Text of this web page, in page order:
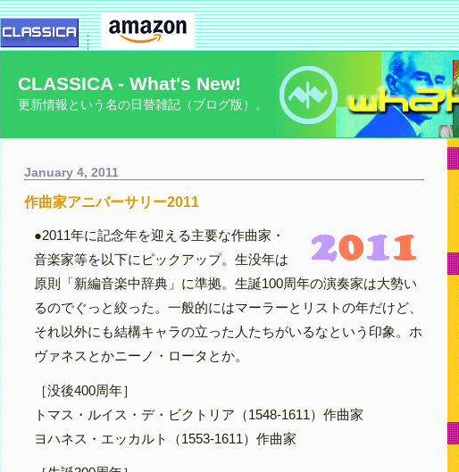
CLASSICA - What's New!
更新情報という名の日替雑記（ブログ版）。
January 4, 2011
作曲家アニバーサリー2011
●2011年に記念年を迎える主要な作曲家・
音楽家等を以下にピックアップ。生没年は
原則「新編音楽中辞典」に準拠。生誕100周年の演奏家は大勢い
るのでぐっと絞った。一般的にはマーラーとリストの年だけど、
それ以外にも結構キャラの立った人たちがいるなという印象。ホ
ヴァネスとかニーノ・ロータとか。
［没後400周年］
トマス・ルイス・デ・ビクトリア（1548-1611）作曲家
ヨハネス・エッカルト（1553-1611）作曲家